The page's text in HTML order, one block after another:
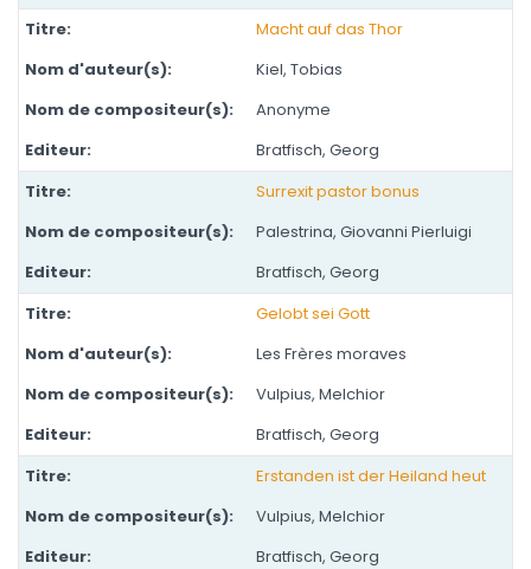
Macht auf das Thor
Kiel, Tobias
Anonyme
Bratfisch, Georg
Surrexit pastor bonus
Palestrina, Giovanni Pierluigi
Bratfisch, Georg
Gelobt sei Gott
Les Frères moraves
Vulpius, Melchior
Bratfisch, Georg
Erstanden ist der Heiland heut
Vulpius, Melchior
Bratfisch, Georg